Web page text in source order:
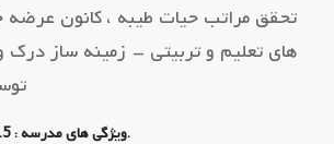
تحقق مراتب حیات طیبه ، کانون
هاي تعلیم و تربیتی – زمینه ساز درك
ویژگی هاي مدرسه : 15ویژگی در سند است.